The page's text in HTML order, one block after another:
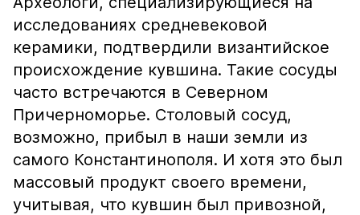
исследованиях средневековой
керамики, подтвердили византийское
происхождение кувшина. Такие сосуды
часто встречаются в Северном
Причерноморье. Столовый сосуд,
возможно, прибыл в наши земли из
самого Константинополя. И хотя это был
массовый продукт своего времени,
учитывая, что кувшин был привозной,